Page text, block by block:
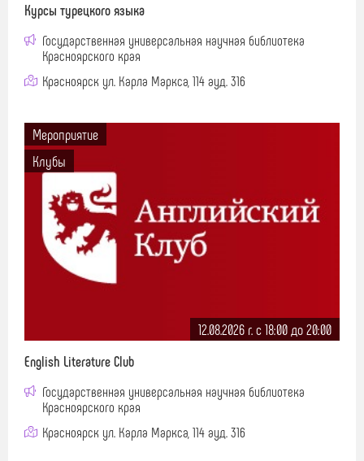
Курсы турецкого языка
Государственная универсальная научная библиотека
Красноярского края
Красноярск ул. Карла Маркса, 114 ауд. 316
Мероприятие
Клубы
12.08.2026 г. c 18:00 до 20:00
English Literature Club
Государственная универсальная научная библиотека
Красноярского края
Красноярск ул. Карла Маркса, 114 ауд. 316